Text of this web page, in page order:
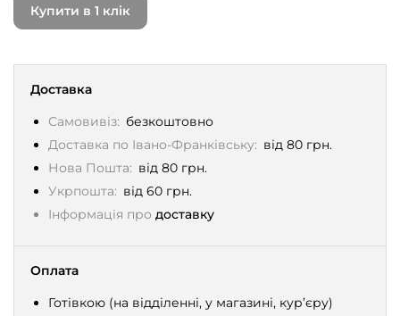
Доставка
Самовивіз: безкоштовно
Доставка по Івано-Франківську: від 80 грн.
Нова Пошта: від 80 грн.
Укрпошта: від 60 грн.
Інформація про доставку
Оплата
Готівкою (на відділенні, у магазині, кур’єру)
Купити в 1 клік